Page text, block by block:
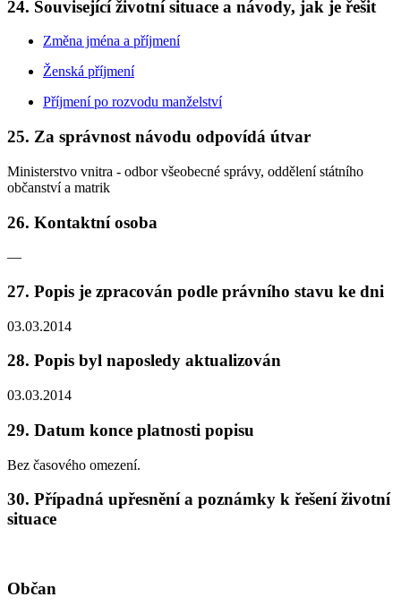
24. Související životní situace a návody, jak je řešit
Změna jména a příjmení
Ženská příjmení
Příjmení po rozvodu manželství
25. Za správnost návodu odpovídá útvar
Ministerstvo vnitra - odbor všeobecné správy, oddělení státního
občanství a matrik
26. Kontaktní osoba
—
27. Popis je zpracován podle právního stavu ke dni
03.03.2014
28. Popis byl naposledy aktualizován
03.03.2014
29. Datum konce platnosti popisu
Bez časového omezení.
30. Případná upřesnění a poznámky k řešení životní
situace
Občan